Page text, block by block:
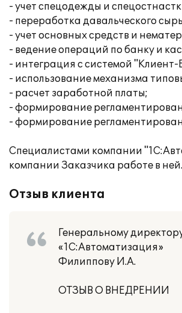
- учет спецодежды и
- переработка давальческого
- учет основных средств и
- ведение операций по банку и
- интеграция с системой
- использование механизма
- расчет заработной платы;
- формирование
- формирование
Специалистами компании
компании Заказчика работе в ней.
Отзыв клиента
Генеральному
«1С:Автоматизация»
Филиппову И.А.
ОТЗЫВ О ВНЕДРЕНИИ